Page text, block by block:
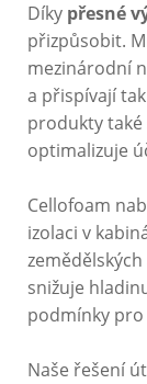
Díky přesné
přizpůsobit.
mezinárodní
a přispívají
produkty také
optimalizuje
Cellofoam
izolaci v
snižuje
podmínky
Naše řešení